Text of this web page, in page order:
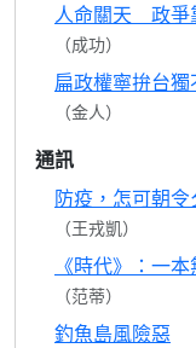
人命關天 政爭
（成功）
扁政權寧拚台
（金人）
通訊
防疫，怎可朝令
（王戎凱）
《時代》：一
（范蒂）
釣魚島風險惡